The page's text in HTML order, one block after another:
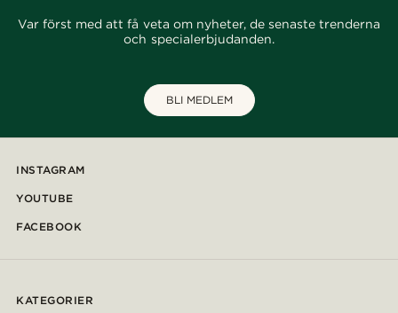
Var först med att få veta om nyheter, de senaste trenderna
och specialerbjudanden.
BLI MEDLEM
INSTAGRAM
YOUTUBE
FACEBOOK
KATEGORIER